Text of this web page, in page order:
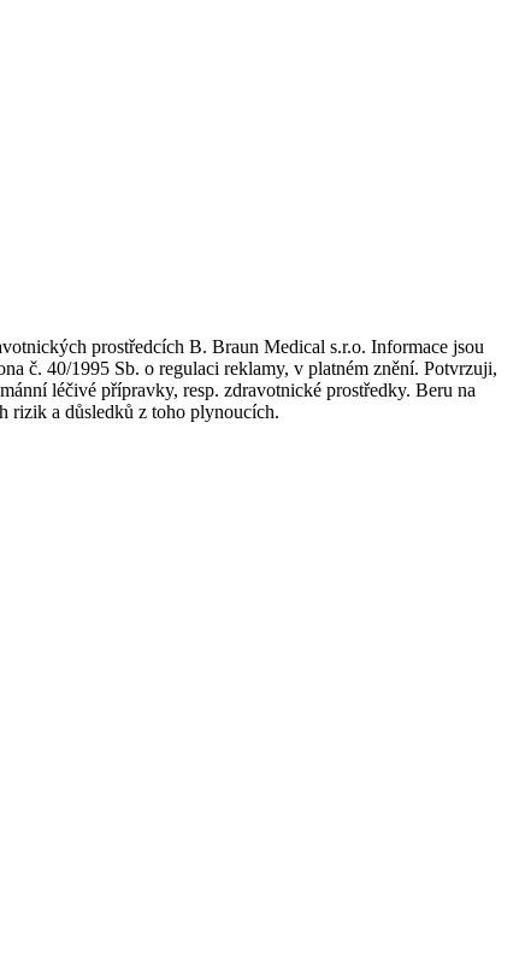
prostředcích B. Braun Medical s.r.o. Informace jsou
č. 40/1995 Sb. o regulaci reklamy, v platném znění. Potvrzuji,
léčivé přípravky, resp. zdravotnické prostředky. Beru na
rizik a důsledků z toho plynoucích.